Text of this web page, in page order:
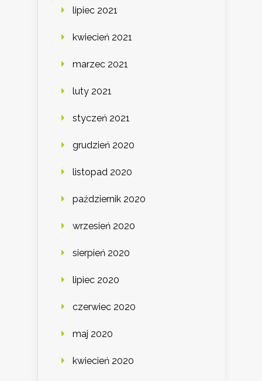
lipiec 2021
kwiecień 2021
marzec 2021
luty 2021
styczeń 2021
grudzień 2020
listopad 2020
październik 2020
wrzesień 2020
sierpień 2020
lipiec 2020
czerwiec 2020
maj 2020
kwiecień 2020